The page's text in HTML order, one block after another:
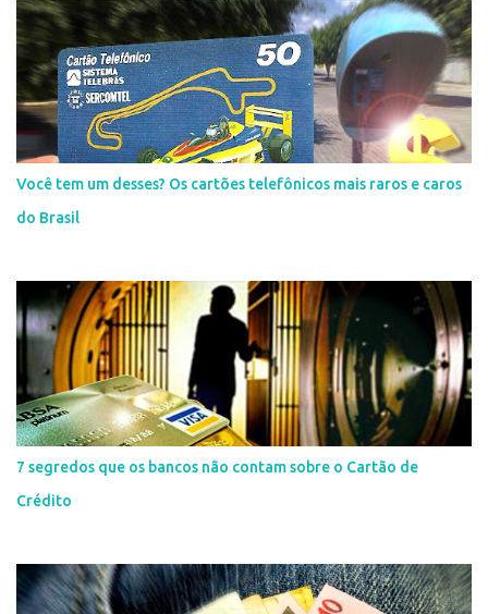
Você tem um desses? Os cartões telefônicos mais raros e caros
do Brasil
7 segredos que os bancos não contam sobre o Cartão de
Crédito